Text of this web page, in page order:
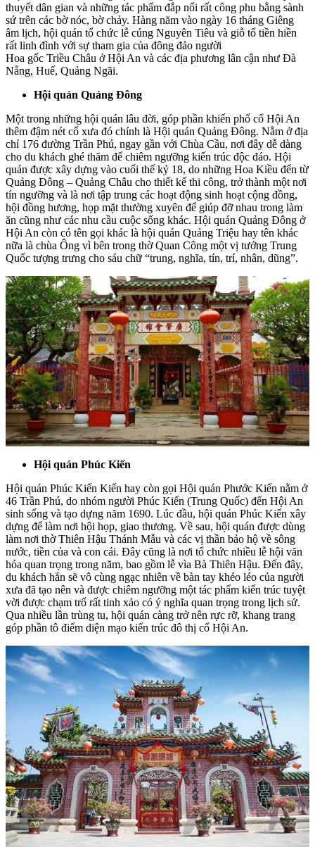
thuyết dân gian và những tác phẩm đắp nổi rất công phu bằng sành
sứ trên các bờ nóc, bờ chảy. Hàng năm vào ngày 16 tháng Giêng
âm lịch, hội quán tổ chức lễ cúng Nguyên Tiêu và giỗ tổ tiền hiền
rất linh đình với sự tham gia của đông đảo người
Hoa gốc Triều Châu ở Hội An và các địa phương lân cận như Đà
Nẵng, Huế, Quảng Ngãi.
Hội quán Quảng Đông
Một trong những hội quán lâu đời, góp phần khiến phố cổ Hội An
thêm đậm nét cổ xưa đó chính là Hội quán Quảng Đông. Nằm ở địa
chỉ 176 đường Trần Phú, ngay gần với Chùa Cầu, nơi đây dễ dàng
cho du khách ghé thăm để chiêm ngưỡng kiến trúc độc đáo. Hội
quán được xây dựng vào cuối thế kỷ 18, do những Hoa Kiều đến từ
Quảng Đông – Quảng Châu cho thiết kế thi công, trở thành một nơi
tín ngưỡng và là nơi tập trung các hoạt động sinh hoạt cộng đồng,
hội đồng hương, họp mặt thường xuyên để giúp đỡ nhau trong làm
ăn cũng như các nhu cầu cuộc sống khác. Hội quán Quảng Đông ở
Hội An còn có tên gọi khác là hội quán Quảng Triệu hay tên khác
nữa là chùa Ông vì bên trong thờ Quan Công một vị tướng Trung
Quốc tượng trưng cho sáu chữ “trung, nghĩa, tín, trí, nhân, dũng”.
Hội quán Phúc Kiến
Hội quán Phúc Kiến Kiến hay còn gọi Hội quán Phước Kiến nằm ở
46 Trần Phú, do nhóm người Phúc Kiến (Trung Quốc) đến Hội An
sinh sống và tạo dựng năm 1690. Lúc đầu, hội quán Phúc Kiến xây
dựng để làm nơi hội họp, giao thương. Về sau, hội quán được dùng
làm nơi thờ Thiên Hậu Thánh Mẫu và các vị thần bảo hộ về sông
nước, tiền của và con cái. Đây cũng là nơi tổ chức nhiều lễ hội văn
hóa quan trọng trong năm, bao gồm lễ vìa Bà Thiên Hậu. Đến đây,
du khách hẳn sẽ vô cùng ngạc nhiên về bàn tay khéo léo của người
xưa đã tạo nên và được chiêm ngưỡng một tác phẩm kiến trúc tuyệt
vời được chạm trổ rất tinh xảo có ý nghĩa quan trọng trong lịch sử.
Qua nhiều lần trùng tu, hội quán càng trở nên rực rỡ, khang trang
góp phần tô điểm diện mạo kiến trúc đô thị cổ Hội An.